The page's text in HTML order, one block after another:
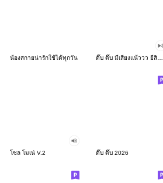
น้องสกายน่ารักใช้ได้ทุกวัน ดึ๊บ ดึ๊บ มีเสียงแน้ววว ยี่สิบสอง
โซล โมเน่ V.2 ดึ๊บ ดึ๊บ 2026